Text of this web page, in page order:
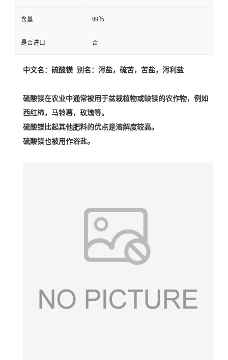
含量 99％
是否进口 否
中文名：硫酸镁 别名：泻盐，硫苦，苦盐，泻利盐
硫酸镁在农业中通常被用于盆栽植物或缺镁的农作物，例如
西红柿，马铃薯， 玫瑰等。
硫酸镁比起其他肥料的优点是溶解度较高。
硫酸镁也被用作浴盐。